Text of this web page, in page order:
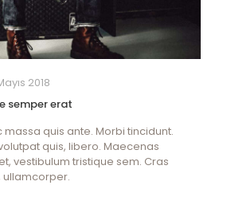
2018
semper erat
quis ante. Morbi tincidunt.
quis, libero. Maecenas
vestibulum tristique sem. Cras
ullamcorper.